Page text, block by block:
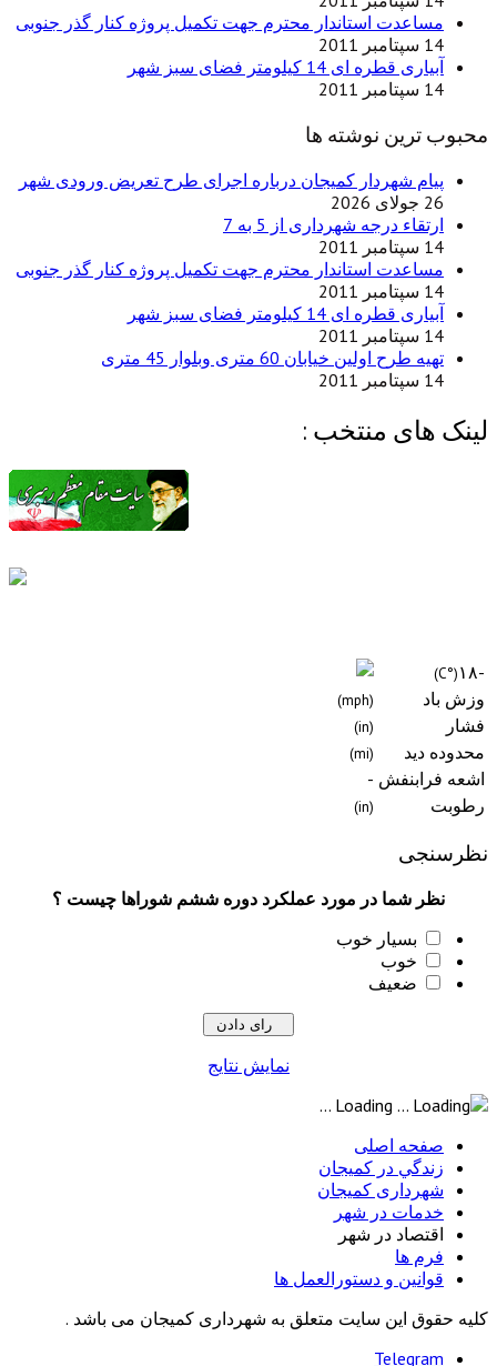
استاندار محترم جهت تکمیل پروژه کنار گذر جنوبی
ای 14 کیلومتر فضای سبز شهر
نوشته ها
شهردار کمیجان درباره اجرای طرح تعریض ورودی شهر
درجه شهرداری از 5 به 7
استاندار محترم جهت تکمیل پروژه کنار گذر جنوبی
ای 14 کیلومتر فضای سبز شهر
خیابان 60 متری وبلوار 45 متری
منتخب :
(mph)
(in)
(mi)
-
(in)
در مورد عملکرد دوره ششم شوراها چیست ؟
خوب
Loading ...
اصلی
در كميجان
کمیجان
در شهر
در شهر
و دستورالعمل ها
سایت متعلق به شهرداری کمیجان می باشد .